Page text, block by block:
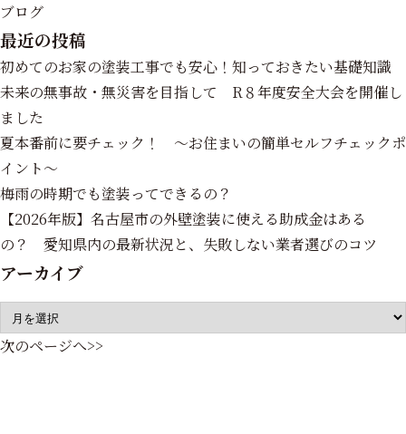
ブログ
最近の投稿
初めてのお家の塗装工事でも安心！知っておきたい基礎知識
未来の無事故・無災害を目指して R８年度安全大会を開催し
ました
夏本番前に要チェック！ ～お住まいの簡単セルフチェックポ
イント～
梅雨の時期でも塗装ってできるの？
【2026年版】名古屋市の外壁塗装に使える助成金はある
の？ 愛知県内の最新状況と、失敗しない業者選びのコツ
アーカイブ
次のページへ>>